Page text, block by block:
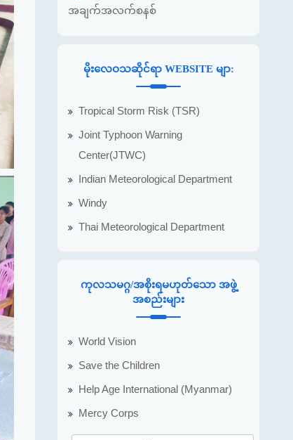
အချက်အလက်စနစ်
မိုးလေဝသဆိုင်ရာ WEBSITE မျာ:
Tropical Storm Risk (TSR)
Joint Typhoon Warning
Center(JTWC)
Indian Meteorological Department
Windy
Thai Meteorological Department
ကုလသမဂ္ဂ/အစိုးရမဟုတ်သော အဖွဲ့
အစည်းများ
World Vision
Save the Children
Help Age International (Myanmar)
Mercy Corps